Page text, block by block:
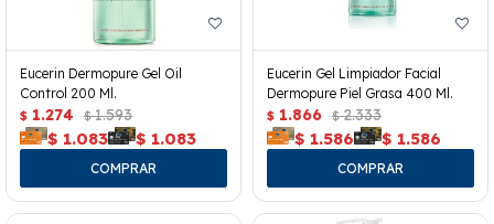
Eucerin Dermopure Gel Oil
Control 200 Ml.
$ 1.274 $ 1.593
$ 1.083 $ 1.083
Eucerin Gel Limpiador Facial
Dermopure Piel Grasa 400 Ml.
$ 1.866 $ 2.333
$ 1.586 $ 1.586